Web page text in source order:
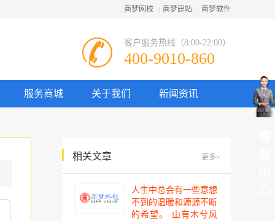
商梦网校 商梦建站 商梦软件
客户服务热线（8:00-22:00）
400-9010-860
服务商城 关于我们 新闻资讯
相关文章 更多>
人生中总会有一些意想
不到的温暖和源源不断
的希望。 山有木兮风